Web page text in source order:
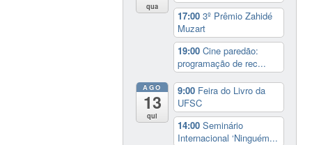
qua
17:003º Prêmio Zahidé
Muzart
19:00Cine paredão:
programação de rec...
AGO
13
qui
9:00 Feira do Livro da
UFSC
14:00Seminário
Internacional ‘Ninguém...